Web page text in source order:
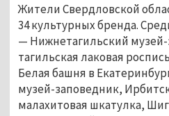
Жители Свердловской
34 культурных бренда.
— Нижнетагильский
тагильская лаковая
Белая башня в
музей-заповедник,
малахитовая шкатулка,